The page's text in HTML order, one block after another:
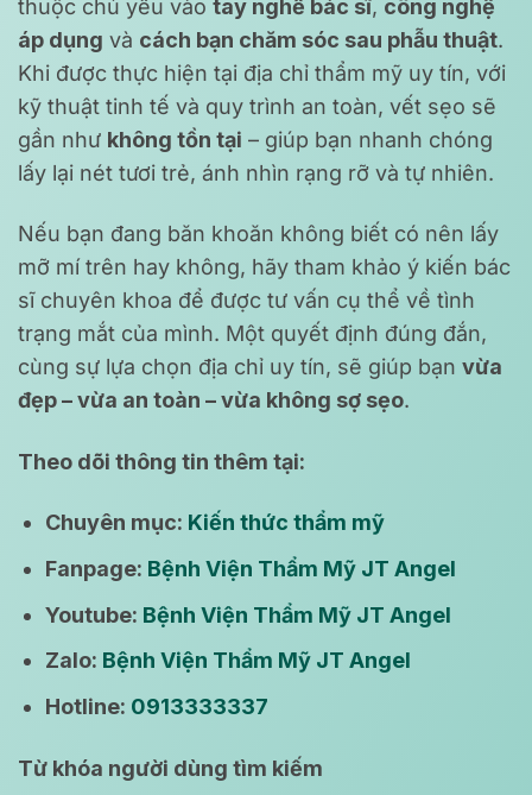
thuộc chủ yếu vào tay nghề bác sĩ, công nghệ
áp dụng và cách bạn chăm sóc sau phẫu thuật.
Khi được thực hiện tại địa chỉ thẩm mỹ uy tín, với
kỹ thuật tinh tế và quy trình an toàn, vết sẹo sẽ
gần như không tồn tại – giúp bạn nhanh chóng
lấy lại nét tươi trẻ, ánh nhìn rạng rỡ và tự nhiên.
Nếu bạn đang băn khoăn không biết có nên lấy
mỡ mí trên hay không, hãy tham khảo ý kiến bác
sĩ chuyên khoa để được tư vấn cụ thể về tình
trạng mắt của mình. Một quyết định đúng đắn,
cùng sự lựa chọn địa chỉ uy tín, sẽ giúp bạn vừa
đẹp – vừa an toàn – vừa không sợ sẹo.
Theo dõi thông tin thêm tại:
Chuyên mục: Kiến thức thẩm mỹ
Fanpage: Bệnh Viện Thẩm Mỹ JT Angel
Youtube: Bệnh Viện Thẩm Mỹ JT Angel
Zalo: Bệnh Viện Thẩm Mỹ JT Angel
Hotline: 0913333337
Từ khóa người dùng tìm kiếm